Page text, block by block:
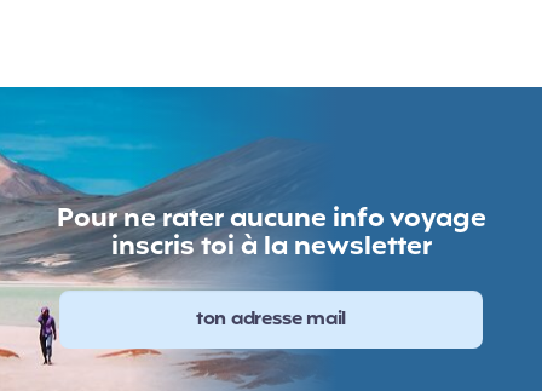
Pour ne rater aucune info voyage
inscris toi à la newsletter